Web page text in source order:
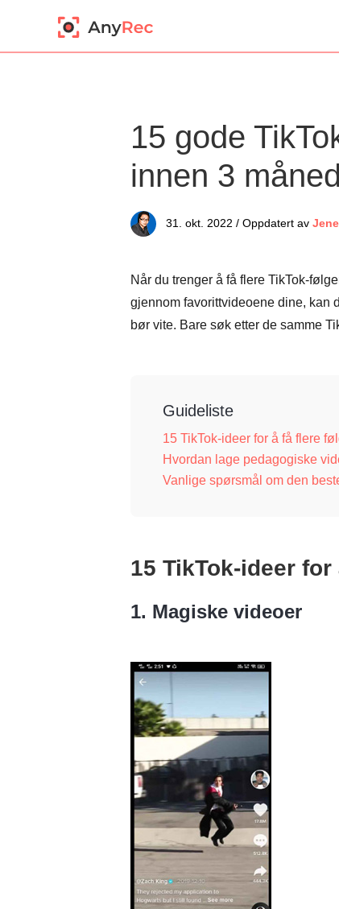
15 gode
innen 3
31. okt. 2022 / Oppdatert av
Når du trenger å få flere TikTok-
gjennom favorittvideoene dine, kan
bør vite. Bare søk etter de samme
Guideliste
15 TikTok-ideer for å få flere
Hvordan lage pedagogiske
Vanlige spørsmål om den
15 TikTok-ideer
1. Magiske videoer